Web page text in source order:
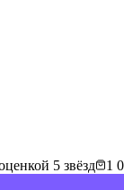
5 звёзд 1